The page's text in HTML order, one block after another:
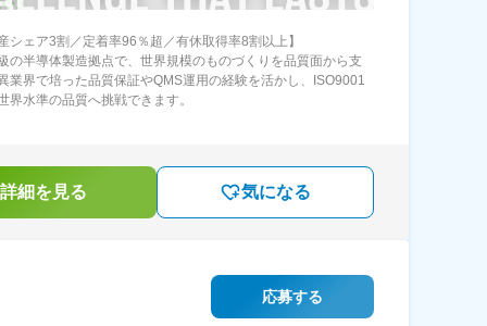
シェア3割／定着率96％超／有休取得率8割以上】
の半導体製造拠点で、世界規模のものづくりを品質面から支
業界で培った品質保証やQMS運用の経験を活かし、ISO9001
界水準の品質へ挑戦できます。
細を見る 気になる
応募する